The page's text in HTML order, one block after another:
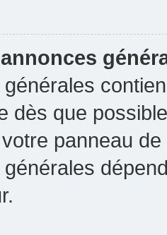
dès que
panneau